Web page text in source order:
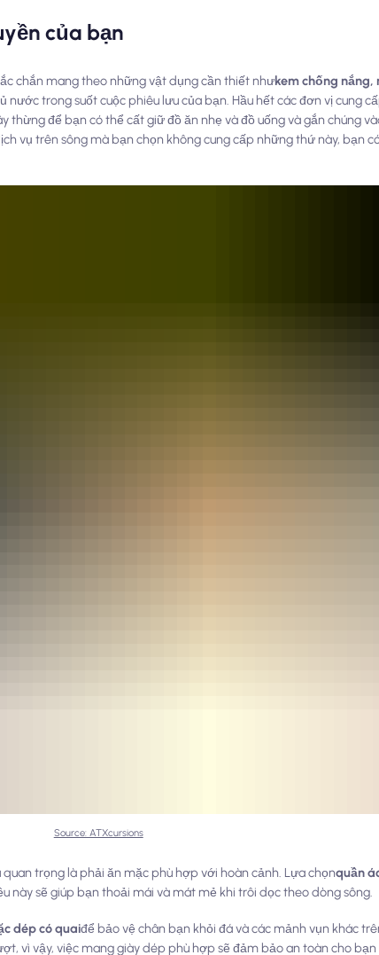
của bạn
chắn mang theo những vật dụng cần thiết nhưkem chống nắng,
nước trong suốt cuộc phiêu lưu của bạn. Hầu hết các đơn vị cung
thừng để bạn có thể cất giữ đồ ăn nhẹ và đồ uống và gắn chúng
vụ trên sông mà bạn chọn không cung cấp những thứ này, bạn
Source: ATXcursions
trọng là phải ăn mặc phù hợp với hoàn cảnh. Lựa chọnquần
này sẽ giúp bạn thoải mái và mát mẻ khi trôi dọc theo dòng sông.
dép có quaiđể bảo vệ chân bạn khỏi đá và các mảnh vụn khác
vì vậy, việc mang giày dép phù hợp sẽ đảm bảo an toàn cho